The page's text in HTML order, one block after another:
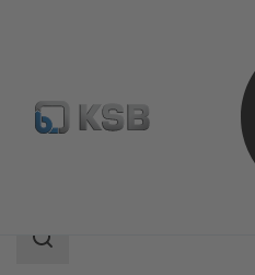
Katalog produktów
Zakres